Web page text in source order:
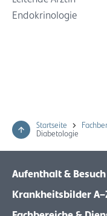
Endokrinologie
Startseite
Diabetologie
Aufenthalt & Besuch
Krankheitsbilder